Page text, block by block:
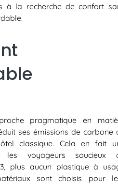
à la recherche de confort
pragmatique en
ses émissions de carbone
classique. Cela en fait
les voyageurs soucieux
plus aucun plastique à
sont choisis pour